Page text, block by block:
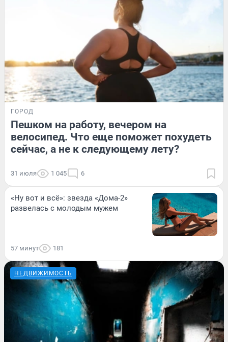
ГОРОД
Пешком на работу, вечером на
велосипед. Что еще поможет похудеть
сейчас, а не к следующему лету?
31 июля 1 045 6
«Ну вот и всё»: звезда «Дома-2»
развелась с молодым мужем
57 минут 181
НЕДВИЖИМОСТЬ